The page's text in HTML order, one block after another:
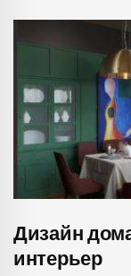
Дизайн
интерьер